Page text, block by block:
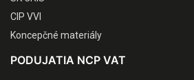
CIP VVI
Koncepčné materiály
PODUJATIA NCP VAT